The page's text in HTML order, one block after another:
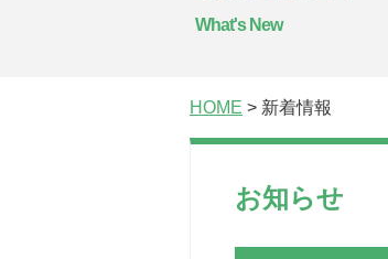
What's New
HOME > 新着情報
お知らせ